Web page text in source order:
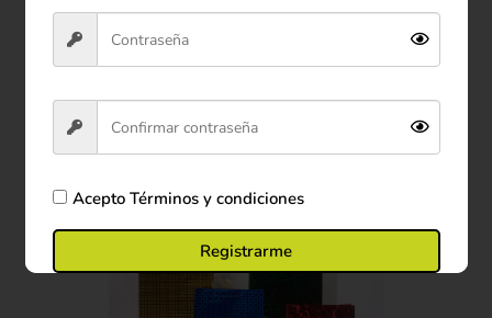
AceptoTérminos y condiciones
Registrarme